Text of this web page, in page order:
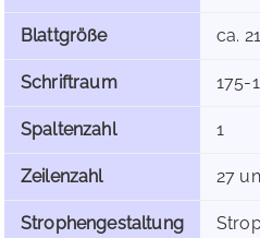
Blattgröße ca.
Schriftraum 175-
Spaltenzahl 1
Zeilenzahl 27
Strophengestaltung